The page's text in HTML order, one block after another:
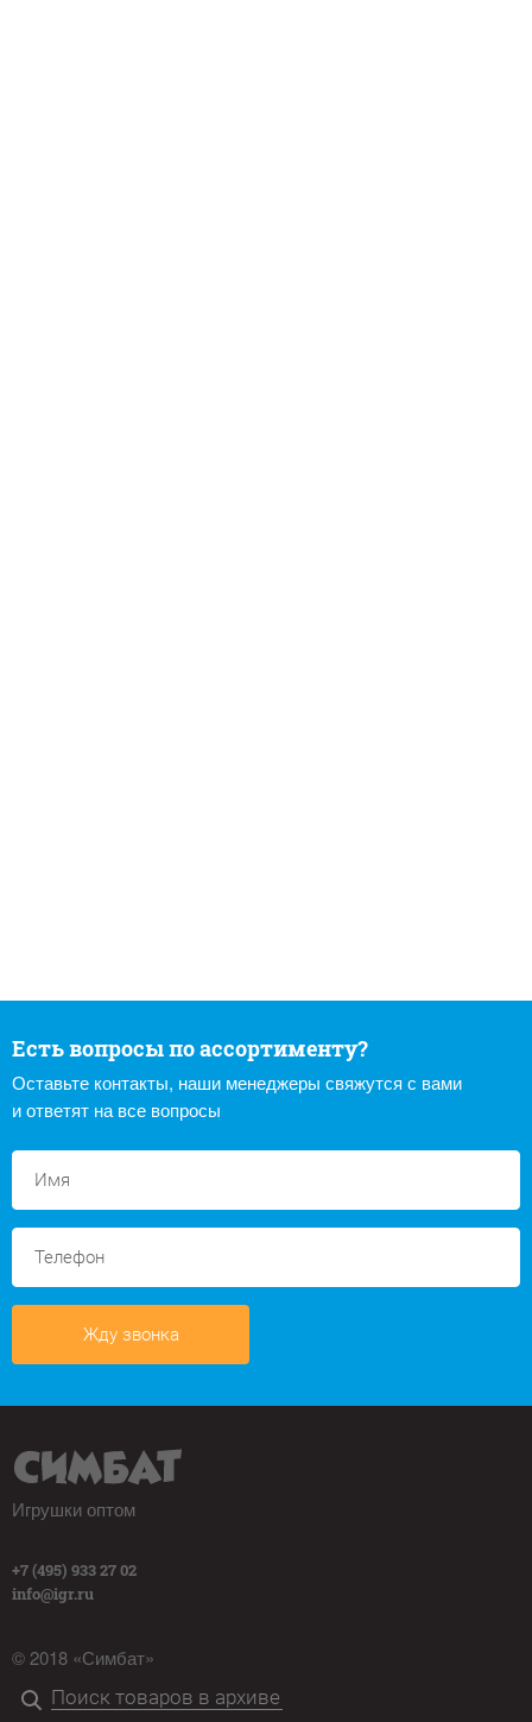
Есть вопросы по ассортименту?
Оставьте контакты, наши менеджеры свяжутся с вами
и ответят на все вопросы
Жду звонка
Игрушки оптом
+7 (495) 933 27 02
info@igr.ru
© 2018 «Симбат»